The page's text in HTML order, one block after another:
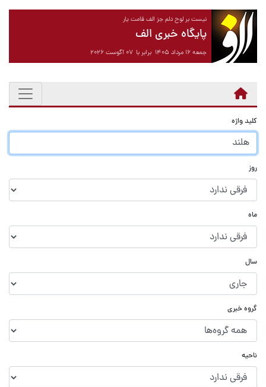
نیست بر لوح دلم جز الف قامت یار
پایگاه خبری الف
جمعه ۱۶ مرداد ۱۴۰۵ برابر با ۰۷ آگوست ۲۰۲۶
کلید واژه
روز
ماه
سال
گروه خبری
ناحیه